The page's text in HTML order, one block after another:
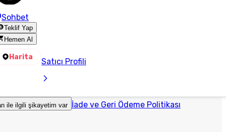
Sohbet
Teklif Yap
Hemen Al
Harita Satıcı Profili
ile ilgili şikayetim var İade ve Geri Ödeme Politikası